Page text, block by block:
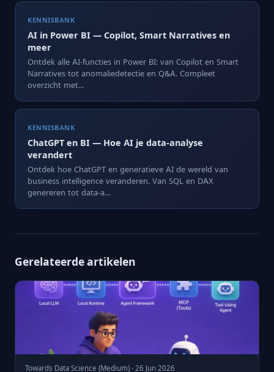
KENNISBANK
AI in Power BI — Copilot, Smart Narratives en
meer
Ontdek alle AI-functies in Power BI: van Copilot en Smart
Narratives tot anomaliedetectie en Q&A. Compleet
overzicht met...
KENNISBANK
ChatGPT en BI — Hoe AI je data-analyse
verandert
Ontdek hoe ChatGPT en generatieve AI de wereld van
business intelligence veranderen. Van SQL en DAX
genereren tot data-a...
Gerelateerde artikelen
Towards Data Science (Medium) · 26 Jun 2026